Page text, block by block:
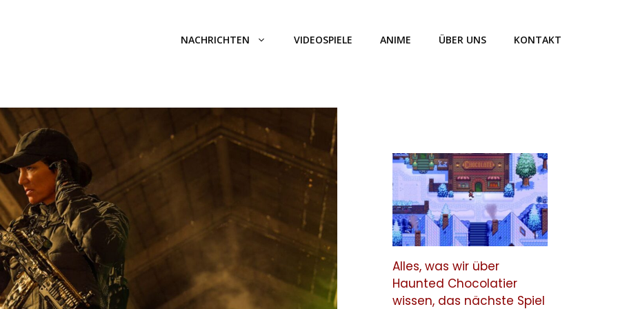
NACHRICHTEN VIDEOSPIELE ANIME ÜBER UNS KONTAKT
Alles, was wir über
Haunted Chocolatier
wissen, das nächste Spiel